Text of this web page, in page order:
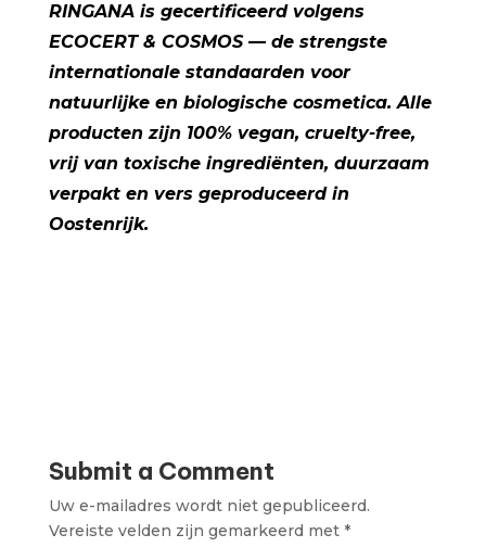
RINGANA is gecertificeerd volgens
ECOCERT & COSMOS — de strengste
internationale standaarden voor
natuurlijke en biologische cosmetica. Alle
producten zijn 100% vegan, cruelty-free,
vrij van toxische ingrediënten, duurzaam
verpakt en vers geproduceerd in
Oostenrijk.
Submit a Comment
Uw e-mailadres wordt niet gepubliceerd.
Vereiste velden zijn gemarkeerd met *